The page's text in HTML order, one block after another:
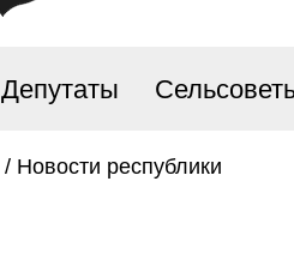
Депутаты
/ Новости республики